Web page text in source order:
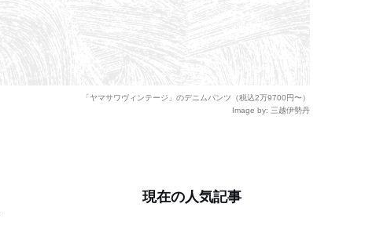
「ヤマサワヴィンテージ」のデニムパンツ（税込2万9700円〜）
Image by: 三越伊勢丹
現在の人気記事